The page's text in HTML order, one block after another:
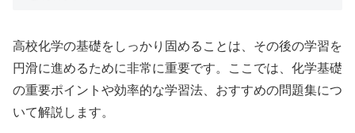
高校化学の基礎をしっかり固めることは、その後の学習を
円滑に進めるために非常に重要です。ここでは、化学基礎
の重要ポイントや効率的な学習法、おすすめの問題集につ
いて解説します。